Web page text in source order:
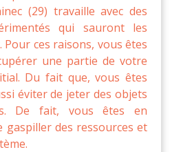
(29) travaille avec des
qui sauront les
ces raisons, vous êtes
une partie de votre
Du fait que, vous êtes
éviter de jeter des objets
De fait, vous êtes en
gaspiller des ressources et